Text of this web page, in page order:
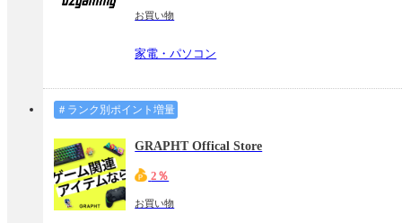
お買い物
家電・パソコン
＃ランク別ポイント増量
GRAPHT Offical Store
2％
お買い物